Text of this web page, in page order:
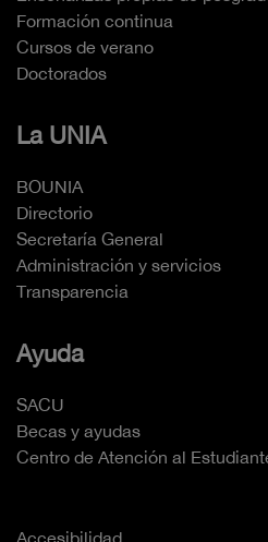
Formación continua
Cursos de verano
Doctorados
La UNIA
BOUNIA
Directorio
Secretaría General
Administración y servicios
Transparencia
Ayuda
SACU
Becas y ayudas
Centro de Atención al
Accesibilidad